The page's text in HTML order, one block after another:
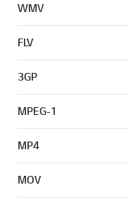
WMV
FLV
3GP
MPEG-1
MP4
MOV